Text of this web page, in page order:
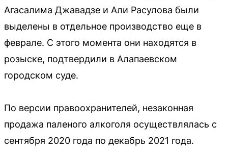
Агасалима Джавадзе и Али Расулова были
выделены в отдельное производство еще в
феврале. С этого момента они находятся в
розыске, подтвердили в Алапаевском
городском суде.
По версии правоохранителей, незаконная
продажа паленого алкоголя осуществлялась с
сентября 2020 года по декабрь 2021 года.